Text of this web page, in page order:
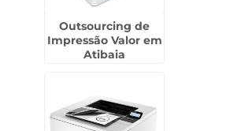
Outsourcing de
Impressão Valor em
Atibaia